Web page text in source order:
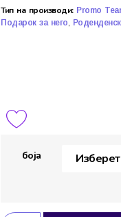
Тип на производи: Promo
Подарок за него,
боја